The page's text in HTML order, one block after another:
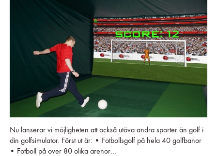
Nu lanserar vi möjligheten att också utöva andra sporter än golf i
din golfsimulator. Först ut är: • Fotbollsgolf på hela 40 golfbanor
• Fotboll på över 80 olika arenor…